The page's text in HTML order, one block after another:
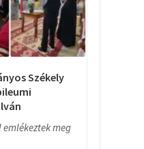
Székely
meg